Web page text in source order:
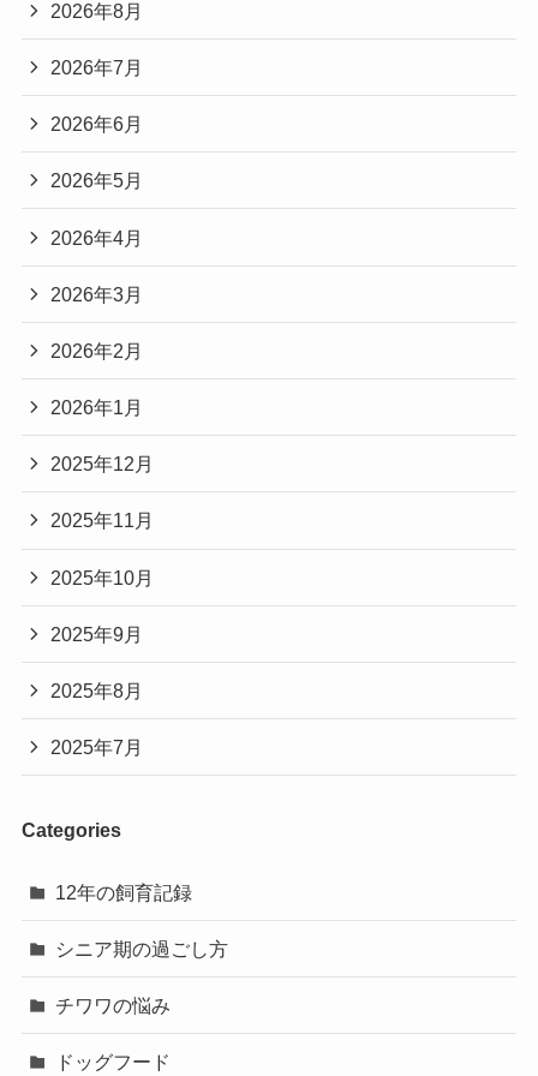
2026年8月
2026年7月
2026年6月
2026年5月
2026年4月
2026年3月
2026年2月
2026年1月
2025年12月
2025年11月
2025年10月
2025年9月
2025年8月
2025年7月
Categories
12年の飼育記録
シニア期の過ごし方
チワワの悩み
ドッグフード